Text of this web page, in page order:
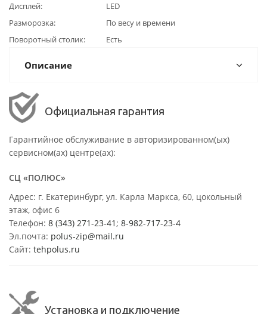
Дисплей
LED
Разморозка
По весу и времени
Поворотный столик
Есть
Описание
Официальная гарантия
Гарантийное обслуживание в авторизированном(ых)
сервисном(ах) центре(ах):
СЦ «ПОЛЮС»
Адрес: г. Екатеринбург, ул. Карла Маркса, 60, цокольный
этаж, офис 6
Телефон: 8 (343) 271-23-41 ; 8-982-717-23-4
Эл.почта: polus-zip@mail.ru
Сайт: tehpolus.ru
Установка и подключение